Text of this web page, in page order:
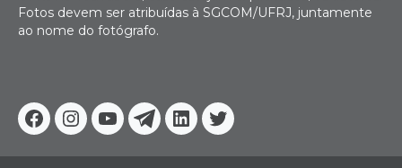
Facebook
Instagram
YoutubeTelegram
Linkedin
Twitter
Fotos devem ser atribuídas à SGCOM/UFRJ, juntamente
ao nome do fotógrafo.